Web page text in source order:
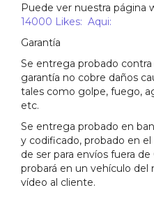
Puede ver nuestra página
14000 Likes: Aqui:
Garantía
Se entrega probado
garantía no cobre daños
tales como golpe, fuego,
etc.
Se entrega probado en
y codificado, probado en
de ser para envíos fuera
probará en un vehículo
vídeo al cliente.